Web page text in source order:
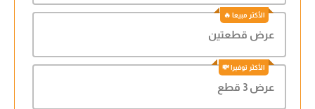
عرض قطعتين
عرض 3 قطع